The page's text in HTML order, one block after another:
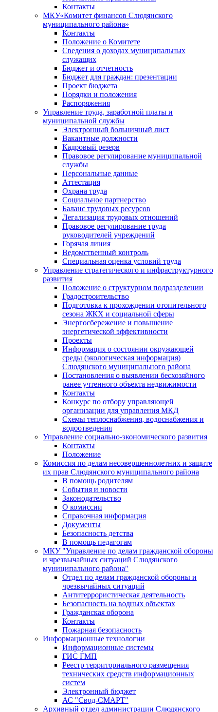
Контакты
МКУ«Комитет финансов Слюдянского
муниципального района»
Контакты
Положение о Комитете
Сведения о доходах муниципальных
служащих
Бюджет и отчетность
Бюджет для граждан: презентации
Проект бюджета
Порядки и положения
Распоряжения
Управление труда, заработной платы и
муниципальной службы
Электронный больничный лист
Вакантные должности
Кадровый резерв
Правовое регулирование муниципальной
службы
Персональные данные
Аттестация
Охрана труда
Социальное партнерство
Баланс трудовых ресурсов
Легализация трудовых отношений
Правовое регулирование труда
руководителей учреждений
Горячая линия
Ведомственный контроль
Специальная оценка условий труда
Управление стратегического и инфраструктурного
развития
Положение о структурном подразделении
Градостроительство
Подготовка к прохождении отопительного
сезона ЖКХ и социальной сферы
Энергосбережение и повышение
энергетической эффективности
Проекты
Информация о состоянии окружающей
среды (экологическая информация)
Слюдянского муниципального района
Постановления о выявлении бесхозяйного
ранее учтенного объекта недвижимости
Контакты
Конкурс по отбору управляющей
организации для управления МКД
Схемы теплоснабжения, водоснабжения и
водоотведения
Управление социально-экономического развития
Контакты
Положение
Комиссия по делам несовершеннолетних и защите
их прав Слюдянского муниципального района
В помощь родителям
События и новости
Законодательство
О комиссии
Справочная информация
Документы
Безопасность детства
В помощь педагогам
МКУ "Управление по делам гражданской обороны
и чрезвычайных ситуаций Слюдянского
муниципального района"
Отдел по делам гражданской обороны и
чрезвычайных ситуаций
Антитеррористическая деятельность
Безопасность на водных объектах
Гражданская оборона
Контакты
Пожарная безопасность
Информационные технологии
Информационные системы
ГИС ГМП
Реестр территориального размещения
технических средств информационных
систем
Электронный бюджет
АС "Свод-СМАРТ"
Архивный отдел администрации Слюдянского